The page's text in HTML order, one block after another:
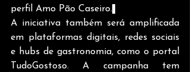
perfil Amo Pão Caseiro.
A iniciativa também será amplificada
em plataformas digitais, redes sociais
e hubs de gastronomia, como o portal
TudoGostoso. A campanha tem